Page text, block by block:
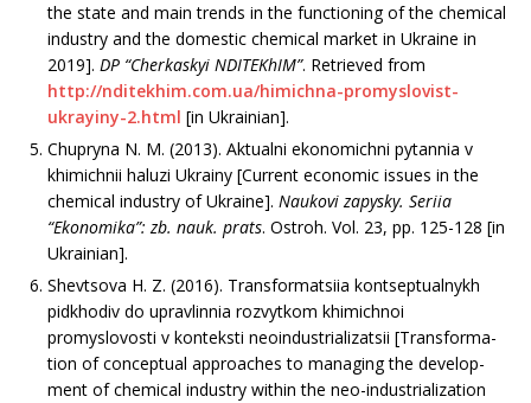
the state and main trends in the functioning of the chemical
industry and the domestic chemical market in Ukraine in
2019]. DP “Cherkaskyi NDITEKhIM”. Retrieved from
http://nditekhim.com.ua/himichna-promyslovist-
ukrayiny-2.html [in Ukrainian].
Chupryna N. M. (2013). Aktualni ekonomichni pytannia v
khimichnii haluzi Ukrainy [Current economic issues in the
chemical industry of Ukraine]. Naukovi zapysky. Seriia
“Ekonomika”: zb. nauk. prats. Ostroh. Vol. 23, pp. 125-128 [in
Ukrainian].
Shevtsova H. Z. (2016). Transformatsiia kontsep­tualnykh
pidkhodiv do upravlinnia rozvytkom khimichnoi
promyslovosti v konteksti neoindustrializatsii [Transforma­
tion of conceptual approaches to managing the develop­
ment of chemical industry within the neo-industrialization